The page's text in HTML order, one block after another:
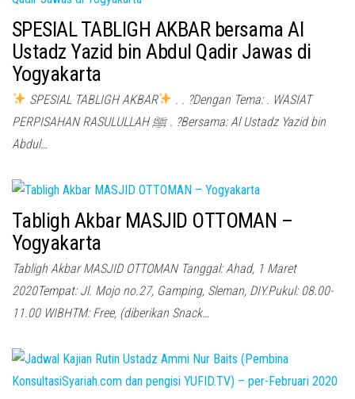
SPESIAL TABLIGH AKBAR bersama Al
Ustadz Yazid bin Abdul Qadir Jawas di
Yogyakarta
SPESIAL TABLIGH AKBAR
. . ?Dengan Tema: . WASIAT
PERPISAHAN RASULULLAH ﷺ . ?Bersama: Al Ustadz Yazid bin
Abdul…
Tabligh Akbar MASJID OTTOMAN –
Yogyakarta
Tabligh Akbar MASJID OTTOMAN Tanggal: Ahad, 1 Maret
2020Tempat: Jl. Mojo no.27, Gamping, Sleman, DIY.Pukul: 08.00-
11.00 WIBHTM: Free, (diberikan Snack…